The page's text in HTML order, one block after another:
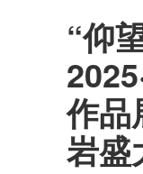
“仰
作品
岩盛